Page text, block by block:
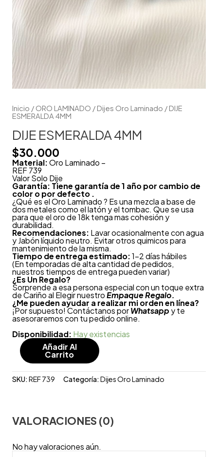
Inicio / ORO LAMINADO /Dijes Oro Laminado / DIJE
ESMERALDA 4MM
DIJE ESMERALDA 4MM
$30.000
Material:Oro Laminado –
REF 739
Valor Solo Dije
Garantía: Tiene garantía de 1 año por cambio de
color o por defecto .
¿Qué es el Oro Laminado ? Es una mezcla a base de
dos metales como el latón y el tombac. Que se usa
para que el oro de 18k tenga mas cohesión y
durabilidad.
Recomendaciones: Lavar ocasionalmente con agua
y Jabón líquido neutro. Evitar otros quimicos para
mantenimiento de la misma.
Tiempo de entrega estimado:1-2 días hábiles
(En temporadas de alta cantidad de pedidos,
nuestros tiempos de entrega pueden variar)
¿Es Un Regalo?
Sorprende a esa persona especial con un toque extra
de Cariño al Elegir nuestroEmpaque Regalo.
¿Me pueden ayudar a realizar mi orden en línea?
¡Por supuesto! Contáctanos porWhatsapp y te
asesoraremos con tu pedido online.
Disponibilidad: Hay existencias
Añadir Al
Carrito
SKU:REF 739 Categoría:Dijes Oro Laminado
VALORACIONES (0)
No hay valoraciones aún.